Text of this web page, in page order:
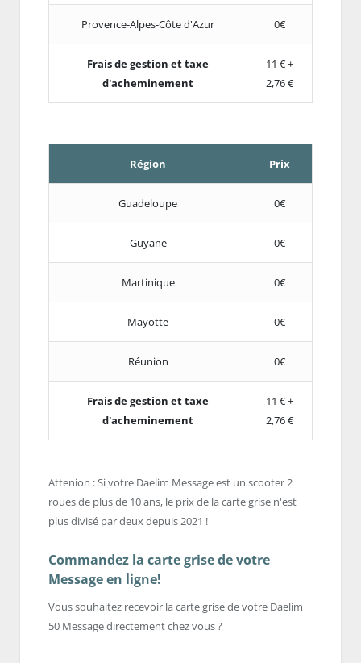
Provence-Alpes-Côte d'Azur 0€
Frais de gestion et taxe
d'acheminement
11 € +
2,76 €
Région Prix
Guadeloupe 0€
Guyane 0€
Martinique 0€
Mayotte 0€
Réunion 0€
Frais de gestion et taxe
d'acheminement
11 € +
2,76 €
Attenion : Si votre Daelim Message est un scooter 2
roues de plus de 10 ans, le prix de la carte grise n'est
plus divisé par deux depuis 2021 !
Commandez la carte grise de votre
Message en ligne!
Vous souhaitez recevoir la carte grise de votre Daelim
50 Message directement chez vous ?